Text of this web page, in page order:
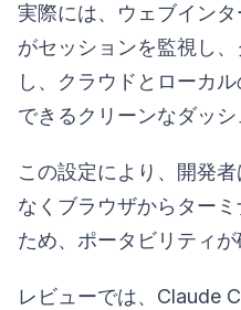
実際には、ウェブイン
がセッションを監視し
し、クラウドとローカ
できるクリーンなダッシ
この設定により、開発
なくブラウザからター
ため、ポータビリティが
レビューでは、Claude